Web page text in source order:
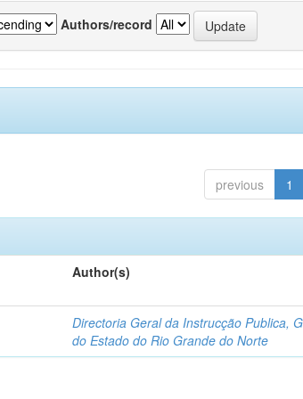
Authors/record
previous 1
Author(s)
Directoria Geral da Instrucção Publica,
do Estado do Rio Grande do Norte